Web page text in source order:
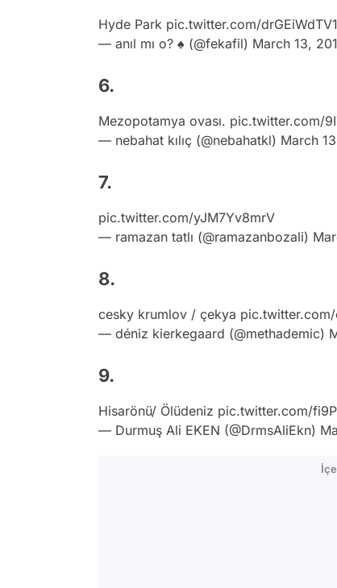
Hyde Park pic.twitter.com/drGEiWdTV1
— anıl mı o? ♠ (@fekafil) March 13,
6.
Mezopotamya ovası. pic.twitter.com/
— nebahat kılıç (@nebahatkl) March
7.
pic.twitter.com/yJM7Yv8mrV
— ramazan tatlı (@ramazanbozali)
8.
cesky krumlov / çekya
— déniz kierkegaard (@methademic)
9.
Hisarönü/ Ölüdeniz pic.twitter.com/
— Durmuş Ali EKEN (@DrmsAliEkn)